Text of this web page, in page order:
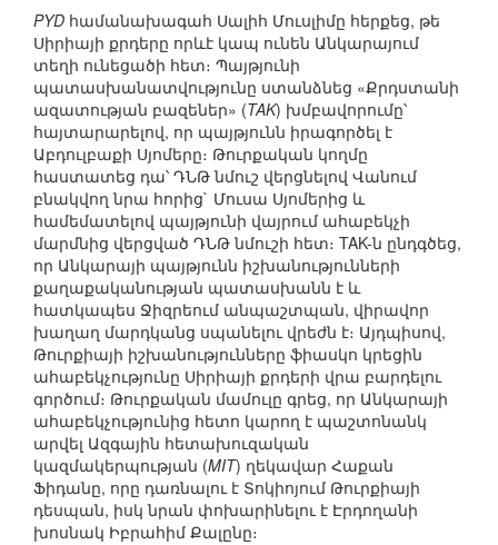
PYD համանախագահ Սալիհ Մուսլիմը հերքեց, թե
Սիրիայի քրդերը որևէ կապ ունեն Անկարայում
տեղի ունեցածի հետ։ Պայթյունի
պատասխանատվությունը ստանձնեց «Քրդստանի
ազատության բազեներ» (TAK) խմբավորումը՝
հայտարարելով, որ պայթյունն իրագործել է
Աբդուլբաքի Սյոմերը։ Թուրքական կողմը
հաստատեց դա՝ ԴՆԹ նմուշ վերցնելով Վանում
բնակվող նրա հորից` Մուսա Սյոմերից և
համեմատելով պայթյունի վայրում ահաբեկչի
մարմնից վերցված ԴՆԹ նմուշի հետ։ TAK-ն ընդգծեց,
որ Անկարայի պայթյունն իշխանությունների
քաղաքականության պատասխանն է և
հատկապես Ջիզրեում անպաշտպան, վիրավոր
խաղաղ մարդկանց սպանելու վրեժն է։ Այդպիսով,
Թուրքիայի իշխանությունները ֆիասկո կրեցին
ահաբեկչությունը Սիրիայի քրդերի վրա բարդելու
գործում։ Թուրքական մամուլը գրեց, որ Անկարայի
ահաբեկչությունից հետո կարող է պաշտոնանկ
արվել Ազգային հետախուզական
կազմակերպության (MIT) ղեկավար Հաքան
Ֆիդանը, որը դառնալու է Տոկիոյում Թուրքիայի
դեսպան, իսկ նրան փոխարինելու է Էրդողանի
խոսնակ Իբրահիմ Քալընը։